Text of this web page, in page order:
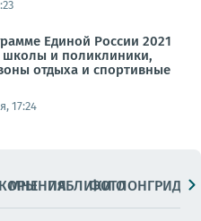
Единой России 2021
школы и поликлиники,
отдыха и спортивные
17:24
МНЕНИЯПАБЛИКИ
ФОТОЛОНГРИДЫ